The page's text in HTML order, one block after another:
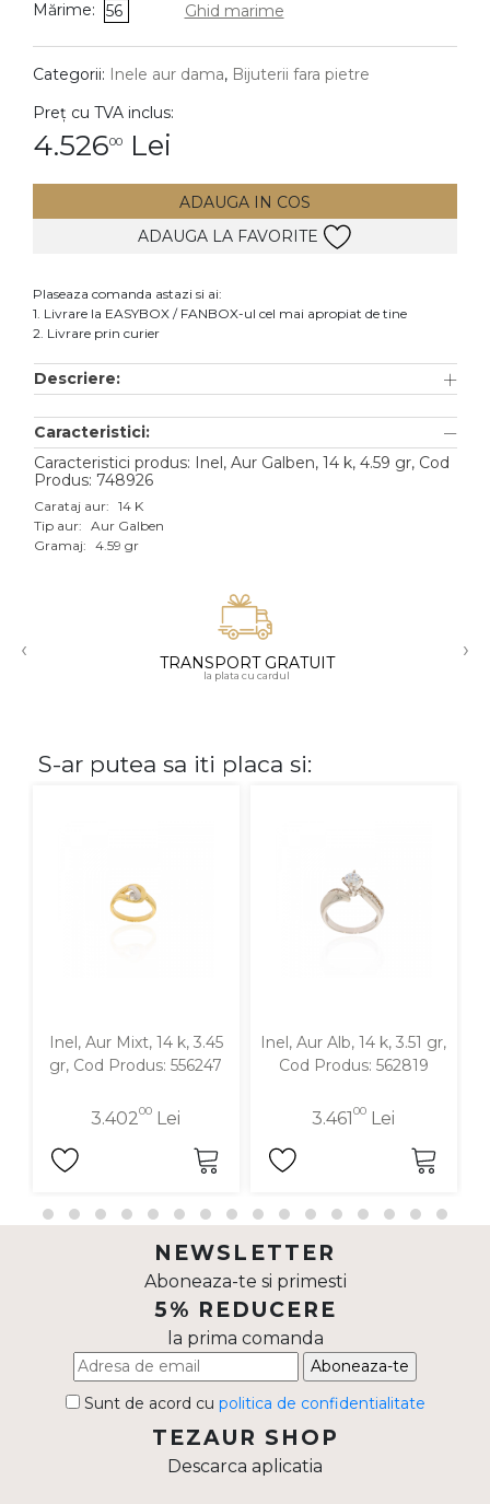
DIAMANTE Vezi toate
Cercei
Accesorii
Aur alb
Aur roz
Aur mixt
18K
Mărime: 56 Ghid marime
Categorii: Inele aur dama, Bijuterii fara pietre
Preț cu TVA inclus:
4.52600 Lei
ADAUGA IN COS
ADAUGA LA FAVORITE
Plaseaza comanda astazi si ai:
1. Livrare la EASYBOX / FANBOX-ul cel mai apropiat de tine
2. Livrare prin curier
Descriere:
Caracteristici:
Caracteristici produs: Inel, Aur Galben, 14 k, 4.59 gr, Cod
Produs: 748926
Carataj aur: 14 K
Tip aur: Aur Galben
Gramaj: 4.59 gr
‹ TRANSPORT GRATUIT
la plata cu cardul
›
S-ar putea sa iti placa si:
Inel, Aur Mixt, 14 k, 3.45
gr, Cod Produs: 556247
3.40200 Lei
Inel, Aur Alb, 14 k, 3.51 gr,
Cod Produs: 562819
3.46100 Lei
NEWSLETTER
Aboneaza-te si primesti
5% REDUCERE
la prima comanda
Aboneaza-te
Sunt de acord cu politica de confidentialitate
TEZAUR SHOP
Descarca aplicatia